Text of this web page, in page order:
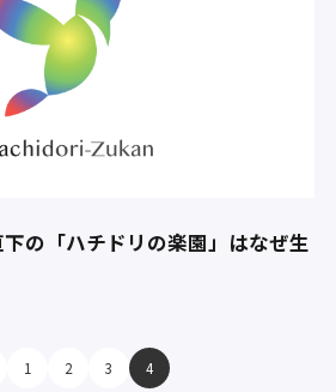
の「ハチドリの楽園」はなぜ生
1 2 3 4